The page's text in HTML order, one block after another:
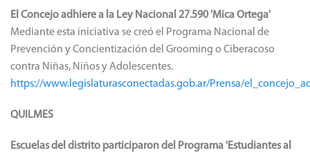
El Concejo adhiere a la Ley Nacional 27.590 'Mica Ortega'
Mediante esta iniciativa se creó el Programa Nacional de
Prevención y Concientización del Grooming o Ciberacoso
contra Niñas, Niños y Adolescentes.
https://www.legislaturasconectadas.gob.ar/Prensa/
QUILMES
Escuelas del distrito participaron del Programa 'Estudiantes al